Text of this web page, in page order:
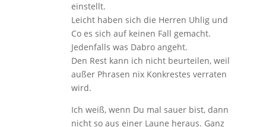
einstellt.
Leicht haben sich die Herren Uhlig und
Co es sich auf keinen Fall gemacht.
Jedenfalls was Dabro angeht.
Den Rest kann ich nicht beurteilen, weil
außer Phrasen nix Konkrestes verraten
wird.
Ich weiß, wenn Du mal sauer bist, dann
nicht so aus einer Laune heraus. Ganz